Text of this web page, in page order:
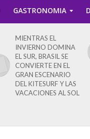
GASTRONOMIA
MIENTRAS EL
INVIERNO DOMINA
EL SUR, BRASIL SE
CONVIERTE EN EL
GRAN ESCENARIO
DEL KITESURF Y LAS
VACACIONES AL SOL